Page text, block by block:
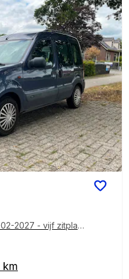
2027 - vijf zitplaat
km